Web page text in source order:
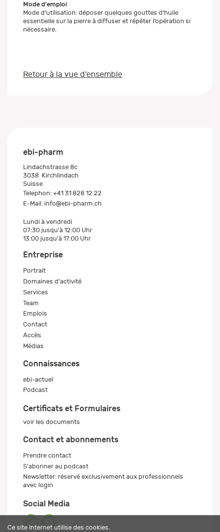
Mode d'emploi
Mode d‘utilisation: déposer quelques gouttes d‘huile
essentielle sur la pierre à diffuser et répéter l‘opération si
nécessaire.
Retour à la vue d’ensemble
ebi-pharm
Lindachstrasse 8c
3038 Kirchlindach
Suisse
Telephon: +41 31 828 12 22
E-Mail: info@ebi-pharm.ch
Lundi à vendredi
07:30 jusqu'à 12:00 Uhr
13:00 jusqu'à 17:00 Uhr
Entreprise
Portrait
Domaines d'activité
Services
Team
Emplois
Contact
Accès
Médias
Connaissances
ebi-actuel
Podcast
Certificats et Formulaires
voir les documents
Contact et abonnements
Prendre contact
S'abonner au podcast
Newsletter: réservé exclusivement aux professionnels
avec login
Social Media
Ce site Internet utilise des cookies.